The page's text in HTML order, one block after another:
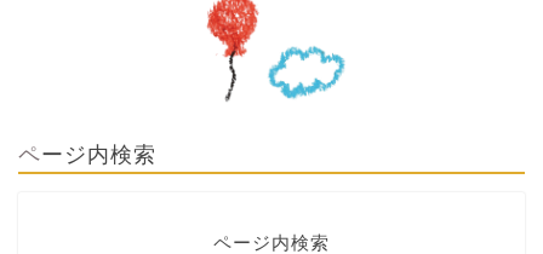
ページ内検索
ページ内検索